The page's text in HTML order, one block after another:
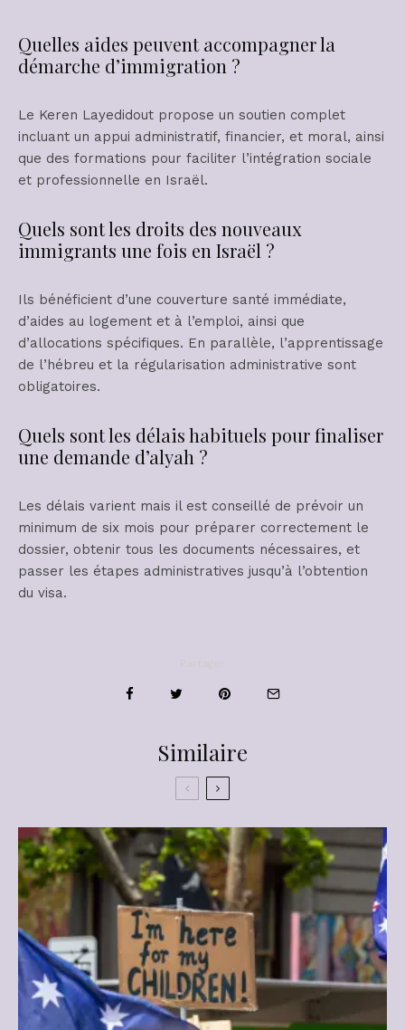
Quelles aides peuvent accompagner la
démarche d’immigration ?
Le Keren Layedidout propose un soutien complet
incluant un appui administratif, financier, et moral, ainsi
que des formations pour faciliter l’intégration sociale
et professionnelle en Israël.
Quels sont les droits des nouveaux
immigrants une fois en Israël ?
Ils bénéficient d’une couverture santé immédiate,
d’aides au logement et à l’emploi, ainsi que
d’allocations spécifiques. En parallèle, l’apprentissage
de l’hébreu et la régularisation administrative sont
obligatoires.
Quels sont les délais habituels pour finaliser
une demande d’alyah ?
Les délais varient mais il est conseillé de prévoir un
minimum de six mois pour préparer correctement le
dossier, obtenir tous les documents nécessaires, et
passer les étapes administratives jusqu’à l’obtention
du visa.
Similaire